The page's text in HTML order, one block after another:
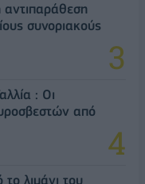
αντιπαράθεση
συνοριακούς
: Οι
από
λιμάνι του